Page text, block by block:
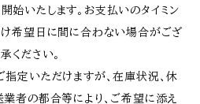
いたします。お支払いのタイミン
け希望日に間に合わない場合がござ
ください。
定いただけますが、在庫状況、休
者の都合等により、ご希望に添え